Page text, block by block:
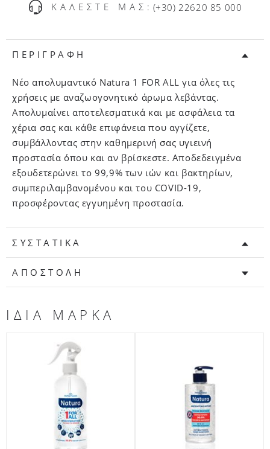
ΚΑΛΕΣΤΕ ΜΑΣ: (+30) 22620 85 000
ΠΕΡΙΓΡΑΦΗ
Νέο απολυμαντικό Natura 1 FOR ALL για όλες τις
χρήσεις με αναζωογονητικό άρωμα λεβάντας.
Απολυμαίνει αποτελεσματικά και με ασφάλεια τα
χέρια σας και κάθε επιφάνεια που αγγίζετε,
συμβάλλοντας στην καθημερινή σας υγιεινή
προστασία όπου και αν βρίσκεστε. Αποδεδειγμένα
εξουδετερώνει το 99,9% των ιών και βακτηρίων,
συμπεριλαμβανομένου και του COVID-19,
προσφέροντας εγγυημένη προστασία.
ΣΥΣΤΑΤΙΚΑ
ΑΠΟΣΤΟΛΗ
ΙΔΙΑ ΜΑΡΚΑ